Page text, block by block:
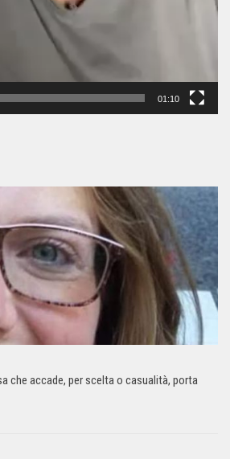
01:10
che accade, per scelta o casualità, porta